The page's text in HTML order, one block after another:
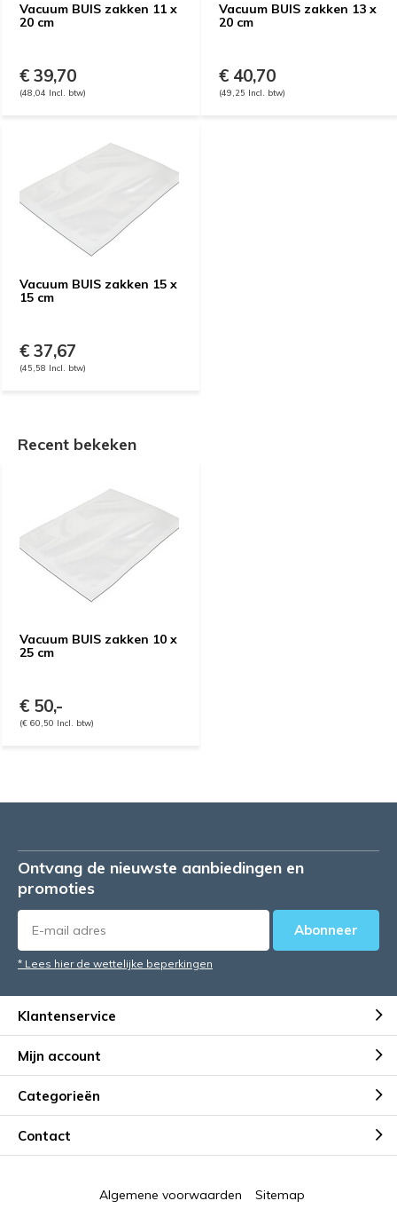
Vacuum BUIS zakken 11 x
20 cm
€ 39,70
(48,04 Incl. btw)
Vacuum BUIS zakken 13 x
20 cm
€ 40,70
(49,25 Incl. btw)
Vacuum BUIS zakken 15 x
15 cm
€ 37,67
(45,58 Incl. btw)
Recent bekeken
Vacuum BUIS zakken 10 x
25 cm
€ 50,-
(€ 60,50 Incl. btw)
Ontvang de nieuwste aanbiedingen en
promoties
Abonneer
* Lees hier de wettelijke beperkingen
Klantenservice
Mijn account
Categorieën
Contact
Algemene voorwaarden Sitemap